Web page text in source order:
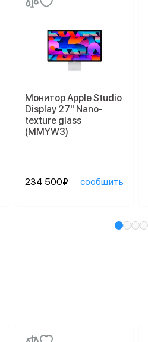
Монитор Apple Studio
Display 27" Nano-
texture glass
(MMYW3)
234 500₽ сообщить